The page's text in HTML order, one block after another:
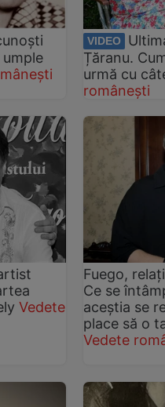
VIDEO
Țăranu.
urmă cu
românești
Vedete
Fuego,
Ce se
aceștia se
place să o
Vedete